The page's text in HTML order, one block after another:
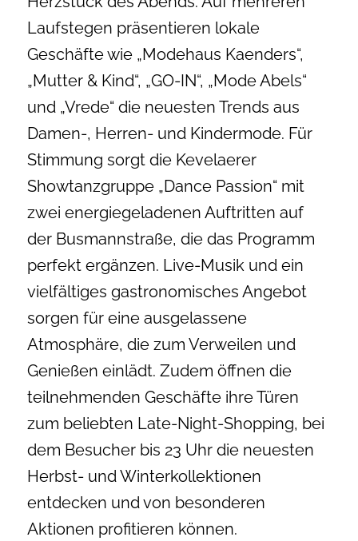
Laufstegen präsentieren lokale
Geschäfte wie „Modehaus Kaenders“,
„Mutter & Kind“, „GO-IN“, „Mode Abels“
und „Vrede“ die neuesten Trends aus
Damen-, Herren- und Kindermode. Für
Stimmung sorgt die Kevelaerer
Showtanzgruppe „Dance Passion“ mit
zwei energiegeladenen Auftritten auf
der Busmannstraße, die das Programm
perfekt ergänzen. Live-Musik und ein
vielfältiges gastronomisches Angebot
sorgen für eine ausgelassene
Atmosphäre, die zum Verweilen und
Genießen einlädt. Zudem öffnen die
teilnehmenden Geschäfte ihre Türen
zum beliebten Late-Night-Shopping, bei
dem Besucher bis 23 Uhr die neuesten
Herbst- und Winterkollektionen
entdecken und von besonderen
Aktionen profitieren können.